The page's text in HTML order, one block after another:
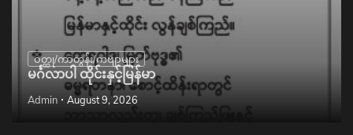
ဝတ္ထု/ကာတွန်း/ကဗျာများ
မင်္ဂလာပါ ထိုင်းနှင့်မြန်မာ
Admin August 9, 2026